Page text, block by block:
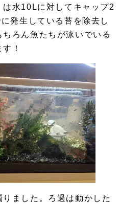
は水10Lに対してキャップ2
発生している苔を除去し
ろん魚たちが泳いでいる
！
ました。ろ過は動かした